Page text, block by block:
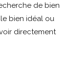
de bien
bien idéal ou
directement